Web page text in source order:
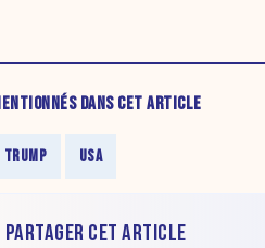
DANS CET ARTICLE
TRUMP USA
PARTAGER CET ARTICLE